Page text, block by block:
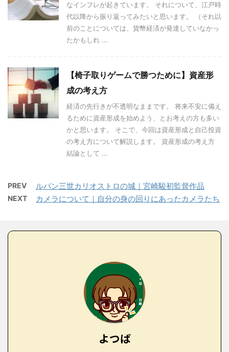
なインフレが起きています。 それについて、江戸時
代以降から振り返ってみたいと思います。 （それ以
前のことについては、貨幣経済が発達していなかっ
たかもしれ ...
【椅子取りゲームで勝つために】資産形
成の考え方
経済の先行きが不透明なままです。 将来不安に備え
るために資産形成を始めよう、とお考えの方も多い
かと思います。 そこで、今回は資産形成と自己投資
の考え方について解説します。 資産形成の考え方
結論として ...
PREV ルパン三世カリオストロの城｜宮崎駿初監督作品
NEXT カメラについて｜自分の身の回りにあったカメラたち
よつば